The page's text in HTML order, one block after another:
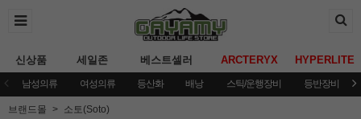
신상품 세일존 베스트셀러 ARCTERYX HYPERLITE
남성의류 여성의류 등산화 배낭 스틱/운행장비 등반장비
브랜드몰 소토(Soto)